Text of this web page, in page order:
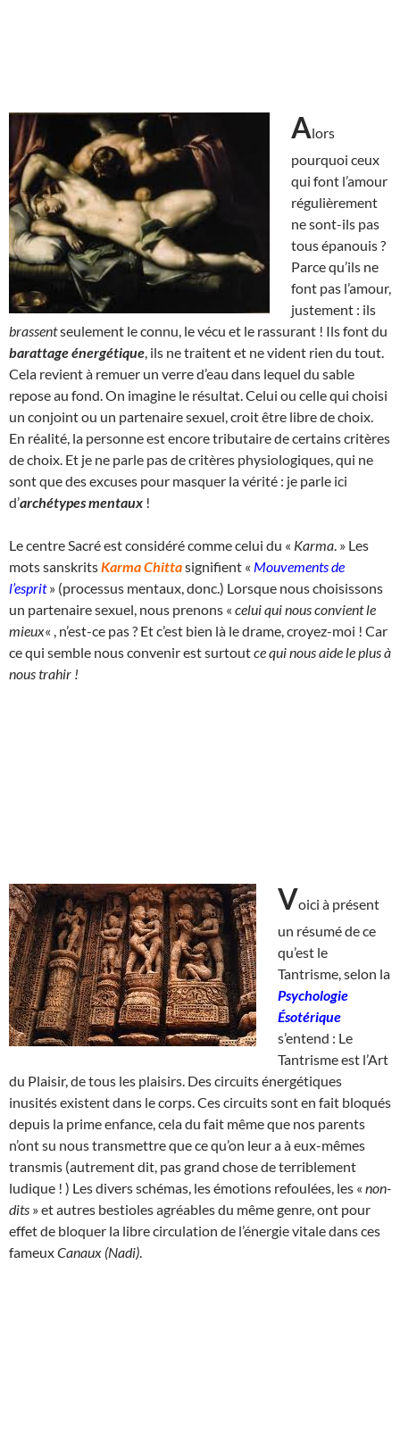
Alors
pourquoi ceux
qui font l’amour
régulièrement
ne sont-ils pas
tous épanouis ?
Parce qu’ils ne
font pas l’amour,
justement : ils
brassentseulement le connu, le vécu et le rassurant ! Ils font du
barattage énergétique , ils ne traitent et ne vident rien du tout.
Cela revient à remuer un verre d’eau dans lequel du sable
repose au fond. On imagine le résultat. Celui ou celle qui choisi
un conjoint ou un partenaire sexuel, croit être libre de choix.
En réalité, la personne est encore tributaire de certains critères
de choix. Et je ne parle pas de critères physiologiques, qui ne
sont que des excuses pour masquer la vérité : je parle ici
d’archétypes mentaux !
Le centre Sacré est considéré comme celui du « Karma . » Les
mots sanskrits Karma Chittasignifient « Mouvements de
l’esprit» (processus mentaux, donc.) Lorsque nous choisissons
un partenaire sexuel, nous prenons « celui qui nous convient le
mieux« , n’est-ce pas ? Et c’est bien là le drame, croyez-moi ! Car
ce qui semble nous convenir est surtoutce qui nous aide le plus à
nous trahir !
Voici à présent
un résumé de ce
qu’est le
Tantrisme, selon la
Psychologie
Ésotérique
s’entend : Le
Tantrisme est l’Art
du Plaisir, de tous les plaisirs. Des circuits énergétiques
inusités existent dans le corps. Ces circuits sont en fait bloqués
depuis la prime enfance, cela du fait même que nos parents
n’ont su nous transmettre que ce qu’on leur a à eux-mêmes
transmis (autrement dit, pas grand chose de terriblement
ludique ! ) Les divers schémas, les émotions refoulées, les « non-
dits » et autres bestioles agréables du même genre, ont pour
effet de bloquer la libre circulation de l’énergie vitale dans ces
fameuxCanaux (Nadi)